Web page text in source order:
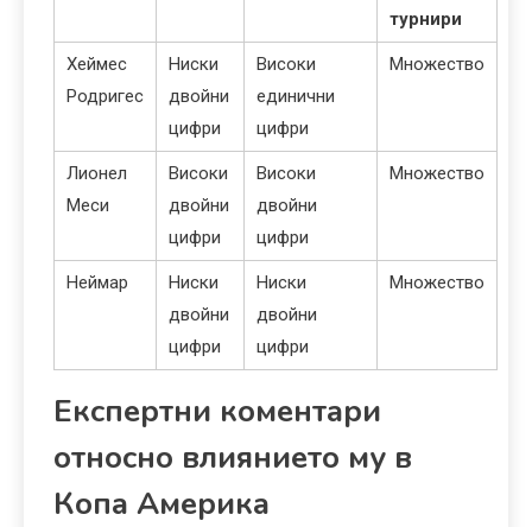
турнири
Хеймес
Родригес
Ниски
двойни
цифри
Високи
единични
цифри
Множество
Лионел
Меси
Високи
двойни
цифри
Високи
двойни
цифри
Множество
Неймар
Ниски
двойни
цифри
Ниски
двойни
цифри
Множество
Експертни коментари
относно влиянието му в
Копа Америка